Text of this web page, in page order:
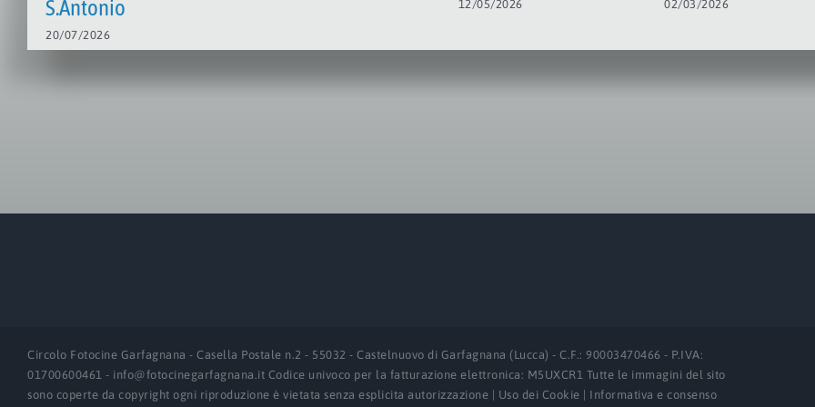
S.Antonio
20/07/2026
12/05/2026 02/03/2026
Circolo Fotocine Garfagnana - Casella Postale n.2 - 55032 - Castelnuovo di Garfagnana (Lucca) - C.F.: 90003470466 - P.IVA:
01700600461 - info@fotocinegarfagnana.it Codice univoco per la fatturazione elettronica: M5UXCR1 Tutte le immagini del sito
sono coperte da copyright ogni riproduzione è vietata senza esplicita autorizzazione | Uso dei Cookie | Informativa e consenso